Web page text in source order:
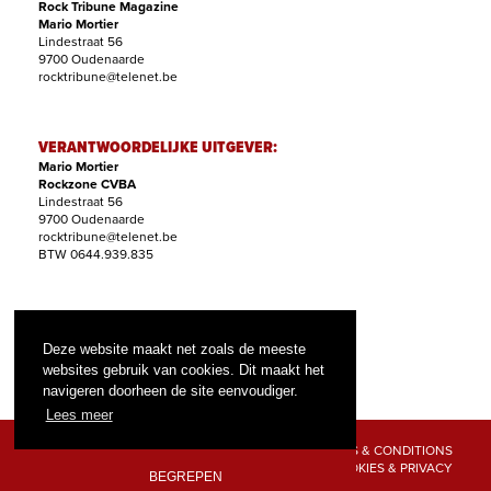
Deze website maakt net zoals de meeste
websites gebruik van cookies. Dit maakt het
navigeren doorheen de site eenvoudiger.
Lees meer
BEGREPEN
Rock Tribune Magazine
Mario Mortier
Lindestraat 56
9700 Oudenaarde
rocktribune@telenet.be
VERANTWOORDELIJKE UITGEVER:
Mario Mortier
Rockzone CVBA
Lindestraat 56
9700 Oudenaarde
rocktribune@telenet.be
BTW 0644.939.835
Filip Nollet
abonnementen@rock-tribune.com
TERMS & CONDITIONS
COOKIES & PRIVACY